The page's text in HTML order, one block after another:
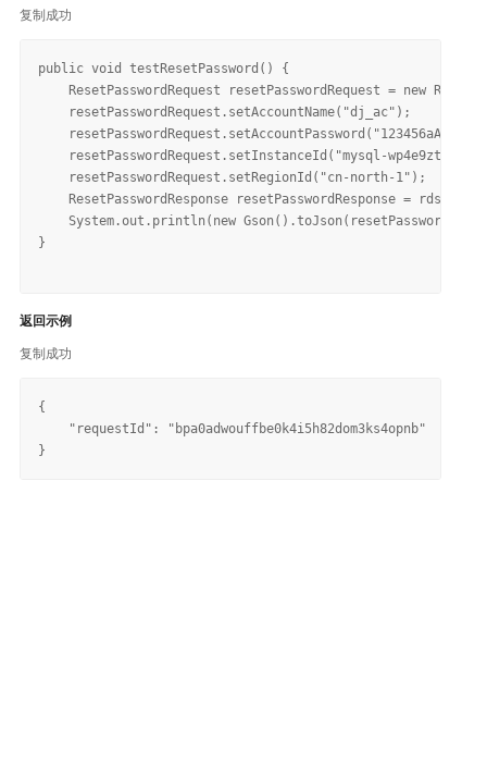
复制成功
public void testResetPassword() {
ResetPasswordRequest resetPasswordRequest = new
    resetPasswordRequest.setAccountName("dj_ac");
    resetPasswordRequest.setAccountPassword("123456aA");
    resetPasswordRequest.setInstanceId("mysql-wp4e9ztap2");
    resetPasswordRequest.setRegionId("cn-north-1");
ResetPasswordResponse resetPasswordResponse =
System.out.println(new
}
返回示例
复制成功
{
    "requestId": "bpa0adwouffbe0k4i5h82dom3ks4opnb"